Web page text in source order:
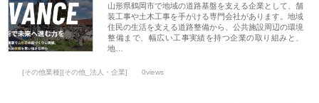
山形県鶴岡市で地域の道路基盤を支える企業として、舗
装工事や土木工事を手がける専門会社があります。地域
住民の生活を支える道路整備から、公共施設周辺の環境
整備まで、幅広い工事実績を持つ企業の取り組みと、
地…
[その他業種][その他_法人・企業] 0views